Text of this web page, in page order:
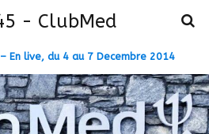
- ClubMed
– En live, du 4 au 7 Decembre 2014